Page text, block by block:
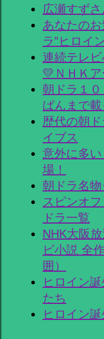
広瀬すず
あなたの
ラ”ヒロイ
連続テレ
💛ＮＨＫ
朝ドラ１
ぱんまで載
歴代の朝
イブス
意外に多
場！
朝ドラ名
スピンオ
ドラ一覧
NHK大阪
ビ小説 全
囲）
ヒロイン
たち
ヒロイン